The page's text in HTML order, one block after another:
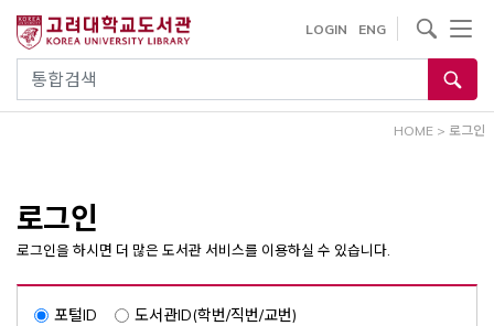
건
통합검색
LOGIN ENG
사이트내 검색
HOME > 로그인
로그인
로그인을 하시면 더 많은 도서관 서비스를 이용하실 수 있습니다.
포털ID 도서관ID(학번/직번/교번)